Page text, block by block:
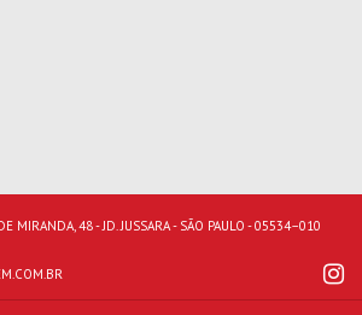
MIRANDA, 48 - JD. JUSSARA - SÃO PAULO - 05534–010